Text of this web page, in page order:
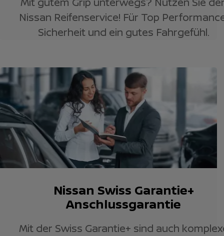
Nissan Reifenservice! Für Top
Sicherheit und ein gutes Fahrgefühl.
Nissan Swiss Garantie+
Anschlussgarantie
Mit der Swiss Garantie+ sind auch